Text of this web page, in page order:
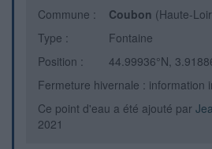
Commune : Coubon (Haute-
Type :
Fontaine
Position :
44.99936°N,
Fermeture hivernale : information
Ce point d'eau a été ajouté par
2021